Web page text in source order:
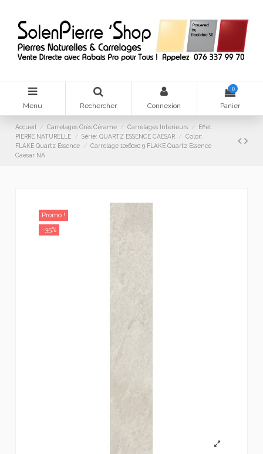
Menu Rechercher Connexion
0
Panier
Accueil Carrelages Grès Cérame Carrelages Intérieurs
Effet:
PIERRE NATURELLE
Série: QUARTZ ESSENCE CAESAR
Color:
FLAKE Quartz Essence
Carrelage 10x60x0.9 FLAKE Quartz Essence
Caesar NA
Promo !
-35%